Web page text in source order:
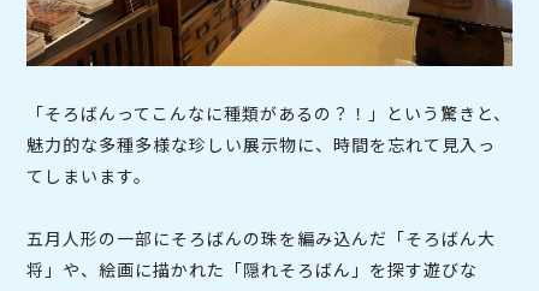
「そろばんってこんなに種類があるの？！」という驚きと、
魅力的な多種多様な珍しい展示物に、時間を忘れて見入っ
てしまいます。
五月人形の一部にそろばんの珠を編み込んだ「そろばん大
将」や、絵画に描かれた「隠れそろばん」を探す遊びな